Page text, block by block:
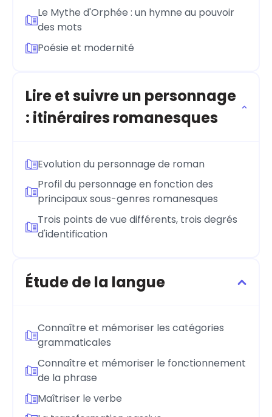
Le Mythe d'Orphée : un hymne au pouvoir
des mots
Poésie et modernité
Lire et suivre un personnage
: itinéraires romanesques
Evolution du personnage de roman
Profil du personnage en fonction des
principaux sous-genres romanesques
Trois points de vue différents, trois degrés
d'identification
Étude de la langue
Connaître et mémoriser les catégories
grammaticales
Connaître et mémoriser le fonctionnement
de la phrase
Maîtriser le verbe